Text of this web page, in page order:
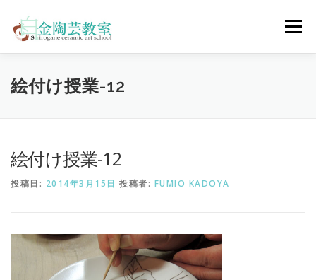
メニュー
陶芸体験コース ウェディングコース
ENGLISH
絵付け授業-12
絵付け授業-12
投稿日: 2014年3月15日 投稿者: FUMIO KADOYA